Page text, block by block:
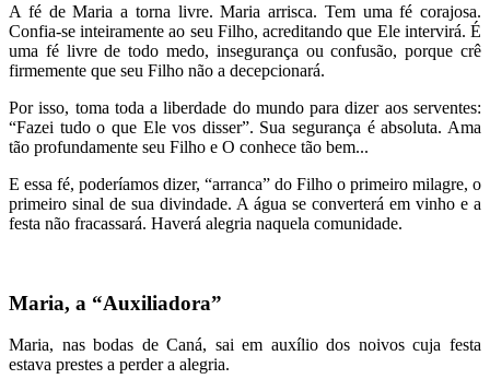
A fé de Maria a torna livre. Maria arrisca. Tem uma fé corajosa.
Confia-se inteiramente ao seu Filho, acreditando que Ele intervirá. É
uma fé livre de todo medo, insegurança ou confusão, porque crê
firmemente que seu Filho não a decepcionará.
Por isso, toma toda a liberdade do mundo para dizer aos serventes:
“Fazei tudo o que Ele vos disser”. Sua segurança é absoluta. Ama
tão profundamente seu Filho e O conhece tão bem...
E essa fé, poderíamos dizer, “arranca” do Filho o primeiro milagre, o
primeiro sinal de sua divindade. A água se converterá em vinho e a
festa não fracassará. Haverá alegria naquela comunidade.
Maria, a “Auxiliadora”
Maria, nas bodas de Caná, sai em auxílio dos noivos cuja festa
estava prestes a perder a alegria.